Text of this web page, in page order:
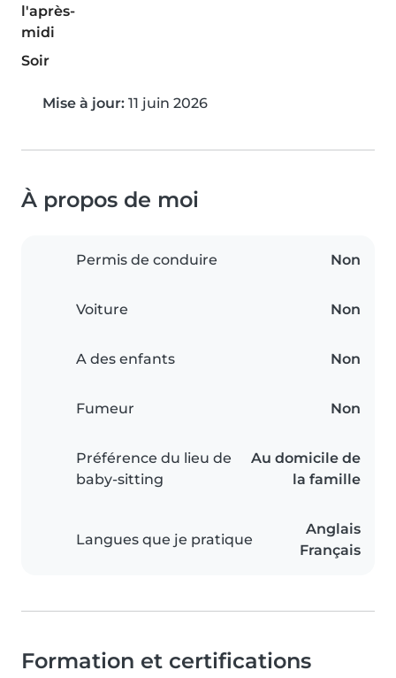
l'après-
midi
Soir
Mise à jour: 11 juin 2026
À propos de moi
Permis de conduire Non
Voiture Non
A des enfants Non
Fumeur Non
Préférence du lieu de
baby-sitting
Au domicile de
la famille
Langues que je pratique
Anglais
Français
Formation et certifications